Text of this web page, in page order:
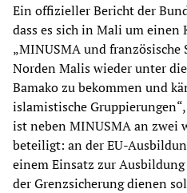
Ein offizieller Bericht der
dass es sich in Mali um einen
„MINUSMA und französische
Norden Malis wieder unter
Bamako zu bekommen und
islamistische
ist neben MINUSMA an zwei
beteiligt: an der EU-
einem Einsatz zur
der Grenzsicherung dienen